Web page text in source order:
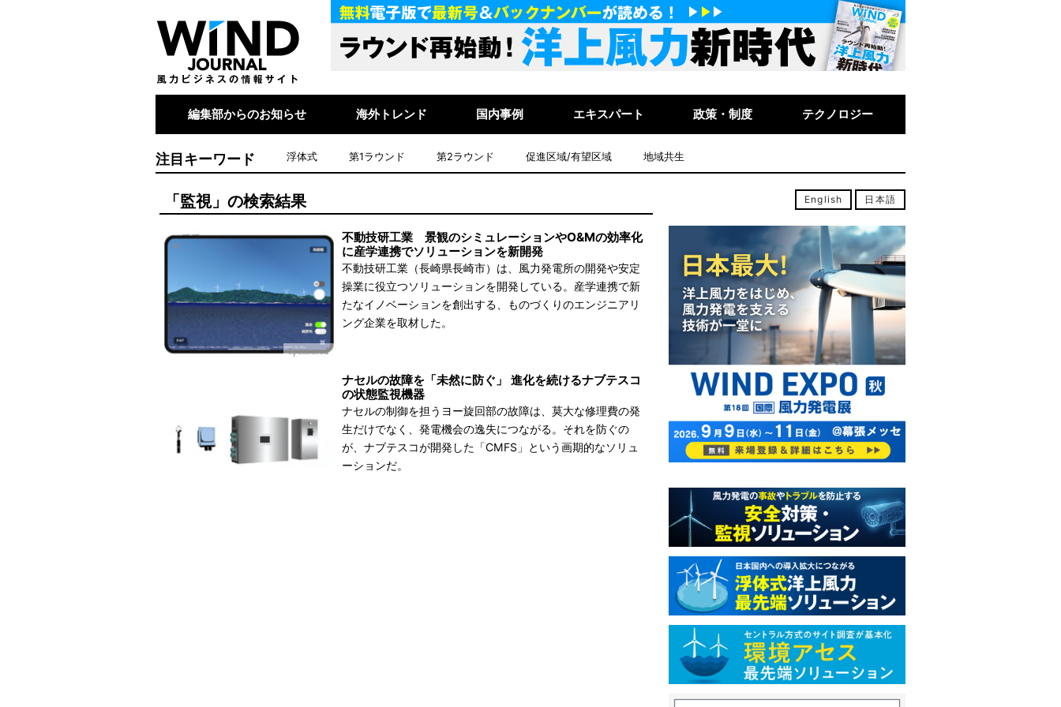
編集部からのお知らせ 海外トレンド 国内事例 エキスパート 政策・制度 テクノロジー
注目キーワード 浮体式 第1ラウンド 第2ラウンド 促進区域/有望区域 地域共生
「監視」の検索結果
不動技研工業（長崎県長崎市）は、風力発電所の開発や安定
操業に役立つソリューションを開発している。産学連携で新
たなイノベーションを創出する、ものづくりのエンジニアリ
ング企業を取材した。
不動技研工業 景観のシミュレーションやO&Mの効率化
に産学連携でソリューションを新開発
ナセルの制御を担うヨー旋回部の故障は、莫大な修理費の発
生だけでなく、発電機会の逸失につながる。それを防ぐの
が、ナブテスコが開発した「CMFS」という画期的なソリュ
ーションだ。
ナセルの故障を「未然に防ぐ」 進化を続けるナブテスコ
の状態監視機器
English 日本語